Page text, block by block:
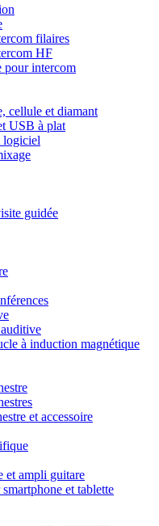
filaires
HF
pour intercom
cellule et diamant
USB à plat
logiciel
guidée
à induction magnétique
et accessoire
et ampli guitare
et tablette